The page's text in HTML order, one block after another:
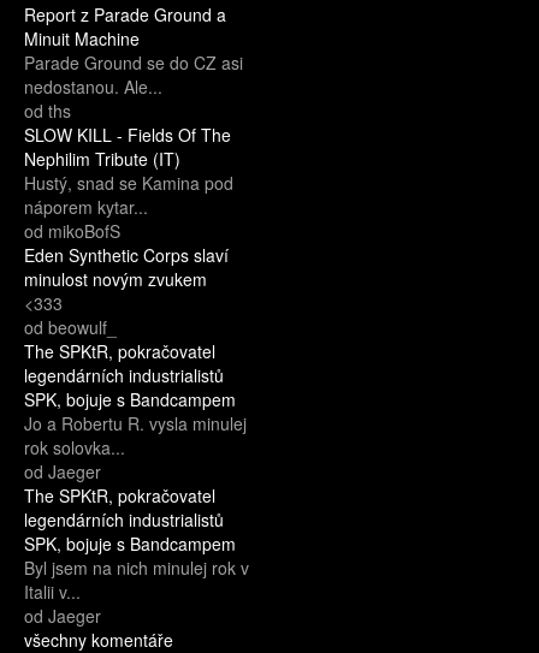
Report z Parade Ground a
Minuit Machine
Parade Ground se do CZ asi
nedostanou. Ale...
od ths
SLOW KILL - Fields Of The
Nephilim Tribute (IT)
Hustý, snad se Kamina pod
náporem kytar...
od mikoBofS
Eden Synthetic Corps slaví
minulost novým zvukem
<333
od beowulf_
The SPKtR, pokračovatel
legendárních industrialistů
SPK, bojuje s Bandcampem
Jo a Robertu R. vysla minulej
rok solovka...
od Jaeger
The SPKtR, pokračovatel
legendárních industrialistů
SPK, bojuje s Bandcampem
Byl jsem na nich minulej rok v
Italii v...
od Jaeger
všechny komentáře